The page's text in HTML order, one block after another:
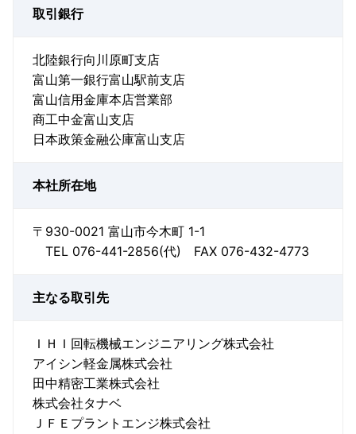
取引銀行
北陸銀行向川原町支店
富山第一銀行富山駅前支店
富山信用金庫本店営業部
商工中金富山支店
日本政策金融公庫富山支店
本社所在地
〒930-0021 富山市今木町 1-1
TEL 076-441-2856(代) FAX 076-432-4773
主なる取引先
ＩＨＩ回転機械エンジニアリング株式会社
アイシン軽金属株式会社
田中精密工業株式会社
株式会社タナベ
ＪＦＥプラントエンジ株式会社